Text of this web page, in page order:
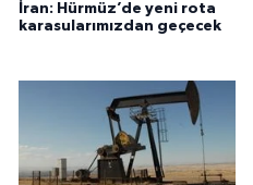
İran: Hürmüz’de yeni rota
karasularımızdan geçecek